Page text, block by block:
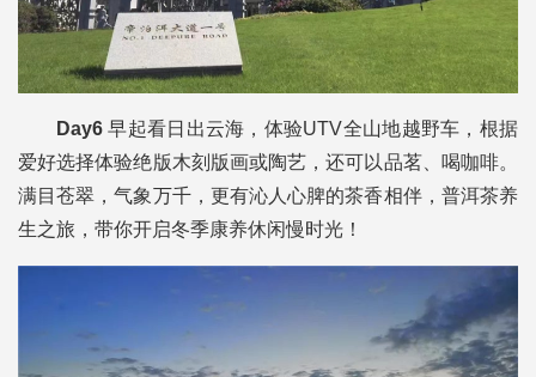
Day6早起看日出云海，体验UTV全山地越野车，根据
爱好选择体验绝版木刻版画或陶艺，还可以品茗、喝咖啡。
满目苍翠，气象万千，更有沁人心脾的茶香相伴，普洱茶养
生之旅，带你开启冬季康养休闲慢时光！